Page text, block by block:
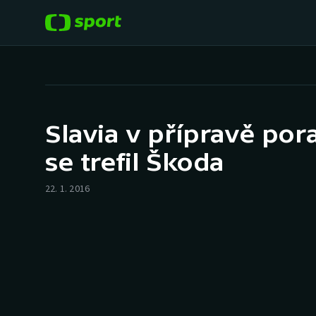
Hokej
Tenis
Baseball a softbal
Slavia v přípravě
se trefil Škoda
22. 1. 2016